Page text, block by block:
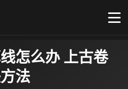
怎么办 上古卷
法